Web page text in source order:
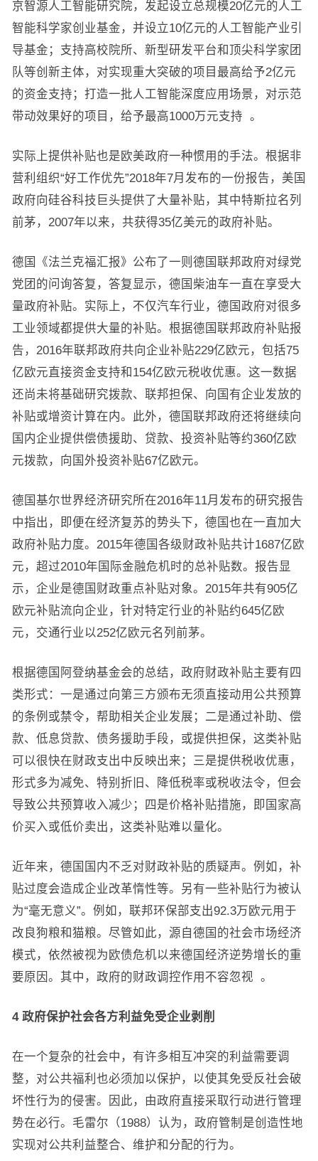
京智源人工智能研究院，发起设立总规模20亿元的人工
智能科学家创业基金，并设立10亿元的人工智能产业引
导基金；支持高校院所、新型研发平台和顶尖科学家团
队等创新主体，对实现重大突破的项目最高给予2亿元
的资金支持；打造一批人工智能深度应用场景，对示范
带动效果好的项目，给予最高1000万元支持 。
实际上提供补贴也是欧美政府一种惯用的手法。根据非
营利组织“好工作优先”2018年7月发布的一份报告，美国
政府向硅谷科技巨头提供了大量补贴，其中特斯拉名列
前茅，2007年以来，共获得35亿美元的政府补贴。
德国《法兰克福汇报》公布了一则德国联邦政府对绿党
党团的问询答复，答复显示，德国柴油车一直在享受大
量政府补贴。实际上，不仅汽车行业，德国政府对很多
工业领域都提供大量的补贴。根据德国联邦政府补贴报
告，2016年联邦政府共向企业补贴229亿欧元，包括75
亿欧元直接资金支持和154亿欧元税收优惠。这一数据
还尚未将基础研究拨款、联邦担保、向国有企业发放的
补贴或增资计算在内。此外，德国联邦政府还将继续向
国内企业提供偿债援助、贷款、投资补贴等约360亿欧
元拨款，向国外投资补贴67亿欧元。
德国基尔世界经济研究所在2016年11月发布的研究报告
中指出，即便在经济复苏的势头下，德国也在一直加大
政府补贴力度。2015年德国各级财政补贴共计1687亿欧
元，超过2010年国际金融危机时的总补贴数。报告显
示，企业是德国财政重点补贴对象。2015年共有905亿
欧元补贴流向企业，针对特定行业的补贴约645亿欧
元，交通行业以252亿欧元名列前茅。
根据德国阿登纳基金会的总结，政府财政补贴主要有四
类形式：一是通过向第三方颁布无须直接动用公共预算
的条例或禁令，帮助相关企业发展；二是通过补助、偿
款、低息贷款、债务援助手段，或提供担保，这类补贴
可以很快在财政支出中反映出来；三是提供税收优惠，
形式多为减免、特别折旧、降低税率或税收法令，但会
导致公共预算收入减少；四是价格补贴措施，即国家高
价买入或低价卖出，这类补贴难以量化。
近年来，德国国内不乏对财政补贴的质疑声。例如，补
贴过度会造成企业改革惰性等。另有一些补贴行为被认
为“毫无意义”。例如，联邦环保部支出92.3万欧元用于
改良狗粮和猫粮。尽管如此，源自德国的社会市场经济
模式，依然被视为欧债危机以来德国经济逆势增长的重
要原因。其中，政府的财政调控作用不容忽视 。
4 政府保护社会各方利益免受企业剥削
在一个复杂的社会中，有许多相互冲突的利益需要调
整，对公共福利也必须加以保护，以使其免受反社会破
坏性行为的侵害。因此，由政府直接采取行动进行管理
势在必行。毛雷尔（1988）认为，政府管制是创造性地
实现对公共利益整合、维护和分配的行为。